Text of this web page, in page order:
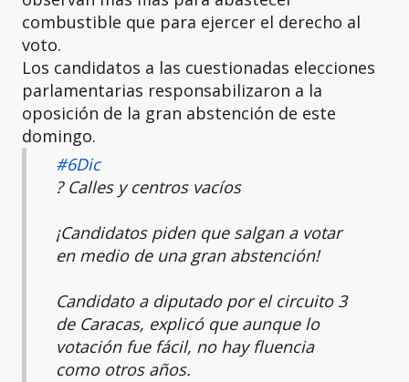
combustible que para ejercer el derecho al
voto.
Los candidatos a las cuestionadas elecciones
parlamentarias responsabilizaron a la
oposición de la gran abstención de este
domingo.
#6Dic
? Calles y centros vacíos
¡Candidatos piden que salgan a votar
en medio de una gran abstención!
Candidato a diputado por el circuito 3
de Caracas, explicó que aunque lo
votación fue fácil, no hay fluencia
como otros años.